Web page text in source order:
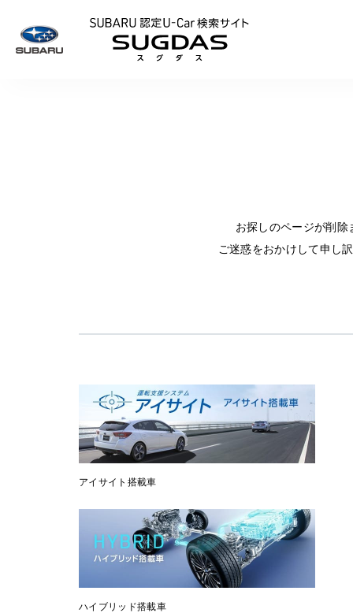
お探しのページが削
ご迷惑をおかけして申し
アイサイト搭載車
ハイブリッド搭載車